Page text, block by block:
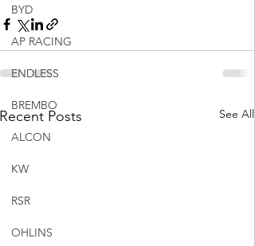
BYD
AP RACING
ENDLESS
BREMBO
ALCON
KW
RSR
OHLINS
Recent Posts See All